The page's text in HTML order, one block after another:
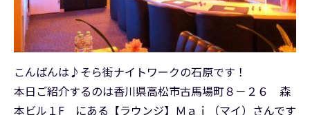
こんばんは♪そら街ナイトワークの石原です！
本日ご紹介するのは香川県高松市古馬場町８－２６ 森
本ビル１F にある【ラウンジ】Ｍａｉ（マイ）さんです